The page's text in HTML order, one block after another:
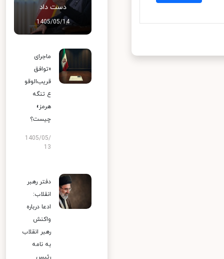
دست داد
1405/05/14
ماجرای
«توافق
قریب‌الوقو
ع تنگه
هرمز»
چیست؟
1405/05/
13
دفتر رهبر
انقلاب:
ادعا درباره
واکنش
رهبر انقلاب
به نامه
رئیس